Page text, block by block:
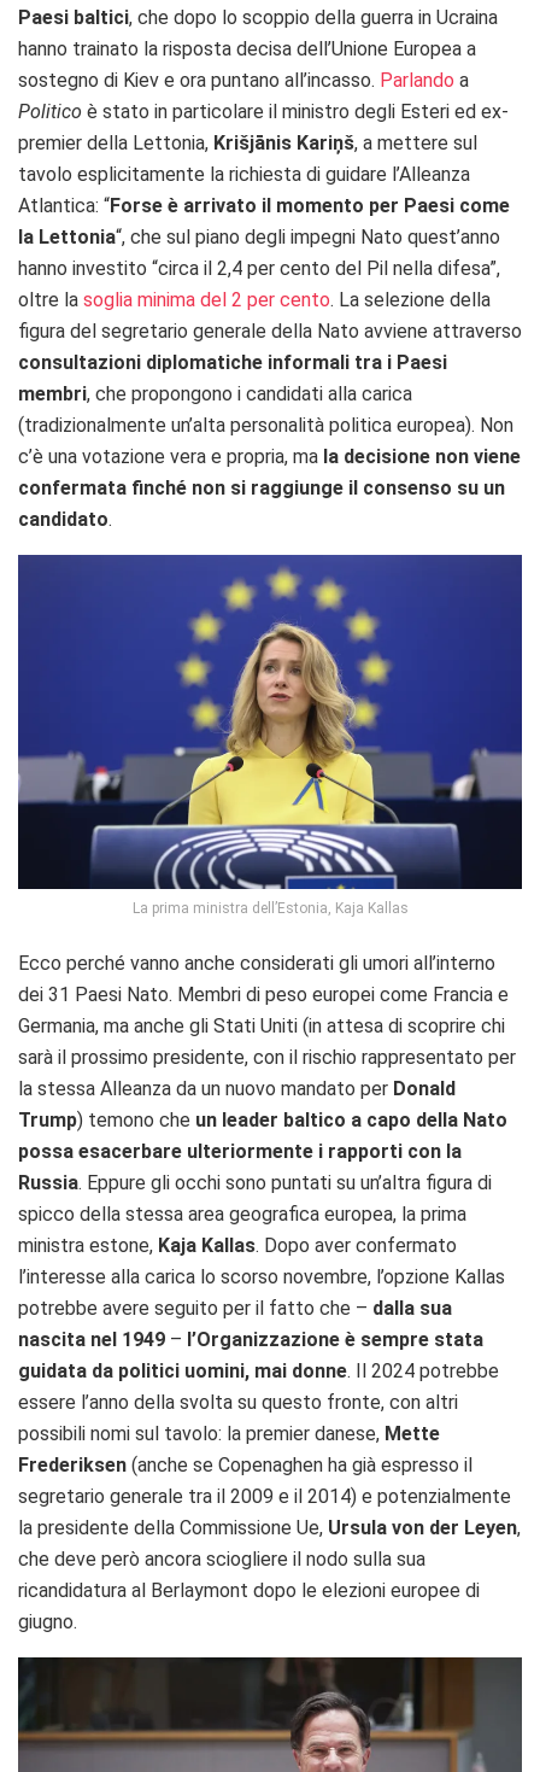
Paesi baltici, che dopo lo scoppio della guerra in Ucraina
hanno trainato la risposta decisa dell’Unione Europea a
sostegno di Kiev e ora puntano all’incasso. Parlando a
Politico è stato in particolare il ministro degli Esteri ed ex-
premier della Lettonia, Krišjānis Kariņš, a mettere sul
tavolo esplicitamente la richiesta di guidare l’Alleanza
Atlantica: “Forse è arrivato il momento per Paesi come
la Lettonia“, che sul piano degli impegni Nato quest’anno
hanno investito “circa il 2,4 per cento del Pil nella difesa”,
oltre la soglia minima del 2 per cento. La selezione della
figura del segretario generale della Nato avviene attraverso
consultazioni diplomatiche informali tra i Paesi
membri, che propongono i candidati alla carica
(tradizionalmente un’alta personalità politica europea). Non
c’è una votazione vera e propria, ma la decisione non viene
confermata finché non si raggiunge il consenso su un
candidato.
La prima ministra dell’Estonia, Kaja Kallas
Ecco perché vanno anche considerati gli umori all’interno
dei 31 Paesi Nato. Membri di peso europei come Francia e
Germania, ma anche gli Stati Uniti (in attesa di scoprire chi
sarà il prossimo presidente, con il rischio rappresentato per
la stessa Alleanza da un nuovo mandato per Donald
Trump) temono che un leader baltico a capo della Nato
possa esacerbare ulteriormente i rapporti con la
Russia. Eppure gli occhi sono puntati su un’altra figura di
spicco della stessa area geografica europea, la prima
ministra estone, Kaja Kallas. Dopo aver confermato
l’interesse alla carica lo scorso novembre, l’opzione Kallas
potrebbe avere seguito per il fatto che – dalla sua
nascita nel 1949 – l’Organizzazione è sempre stata
guidata da politici uomini, mai donne. Il 2024 potrebbe
essere l’anno della svolta su questo fronte, con altri
possibili nomi sul tavolo: la premier danese, Mette
Frederiksen (anche se Copenaghen ha già espresso il
segretario generale tra il 2009 e il 2014) e potenzialmente
la presidente della Commissione Ue, Ursula von der Leyen,
che deve però ancora sciogliere il nodo sulla sua
ricandidatura al Berlaymont dopo le elezioni europee di
giugno.